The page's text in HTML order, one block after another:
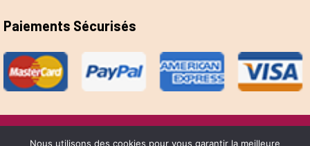
Paiements Sécurisés
@Escale de la Save 2022 - Réalisation Sophie
Nous utilisons des cookies pour vous garantir la meilleure